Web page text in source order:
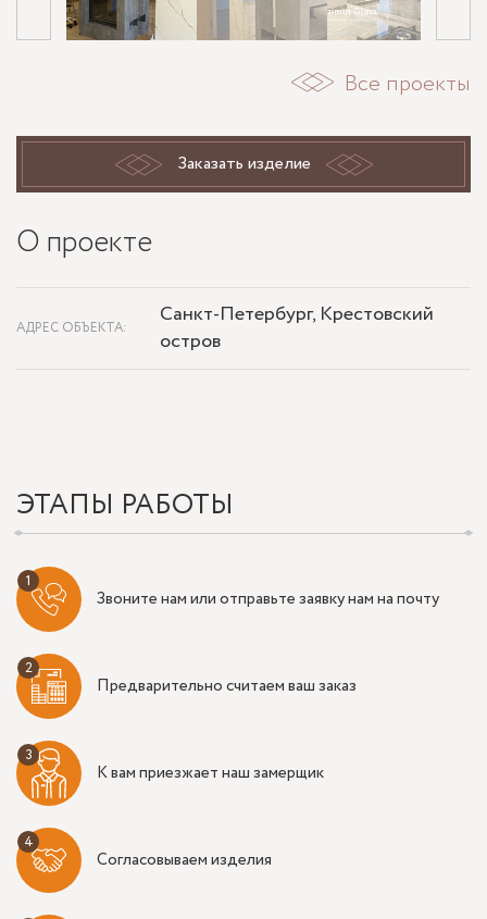
Все проекты
Заказать изделие
О проекте
АДРЕС ОБЪЕКТА:
Санкт-Петербург, Крестовский
остров
ЭТАПЫ РАБОТЫ
Звоните нам или отправьте заявку нам на почту
Предварительно считаем ваш заказ
К вам приезжает наш замерщик
Согласовываем изделия